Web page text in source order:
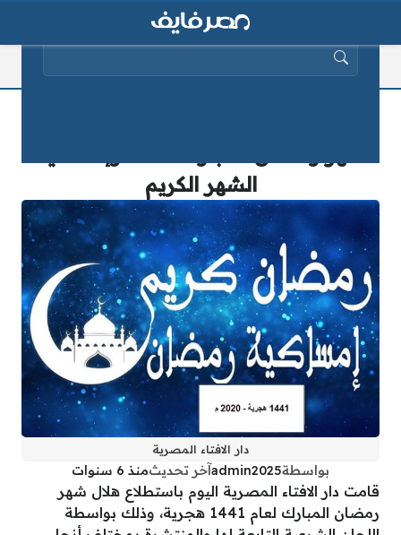
الشهر الكريم
دار الافتاء المصرية
بواسطةadmin2025آخر تحديثمنذ 6 سنوات
قامت دار الافتاء المصرية اليوم باستطلاع هلال شهر
رمضان المبارك لعام 1441 هجرية، وذلك بواسطة
البحث عن: